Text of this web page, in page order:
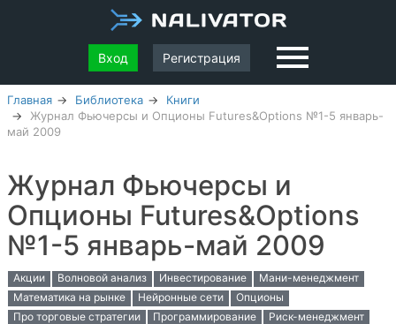
Вход Регистрация
Главная Библиотека
Книги
Журнал Фьючерсы и Опционы Futures&Options №1-5 январь-
май 2009
Журнал Фьючерсы и
Опционы Futures&Options
№1-5 январь-май 2009
Акции Волновой анализ Инвестирование
Мани-менеджмент
Математика на рынке
Нейронные сети
Опционы
Про торговые стратегии
Программирование
Риск-менеджмент